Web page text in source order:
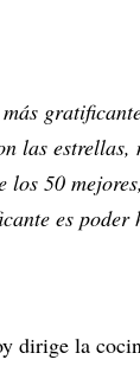
las
los 50
es poder
dirige la